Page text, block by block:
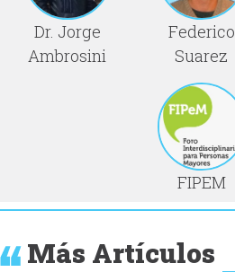
Dr. Jorge
Ambrosini
Federico
Suarez
FIPEM
Más Artículos